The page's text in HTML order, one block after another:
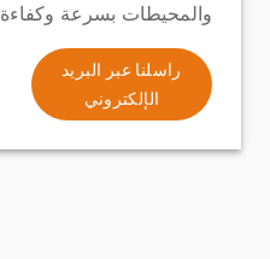
والمحيطات بسرعة وكفاءة
راسلنا عبر البريد
الإلكتروني